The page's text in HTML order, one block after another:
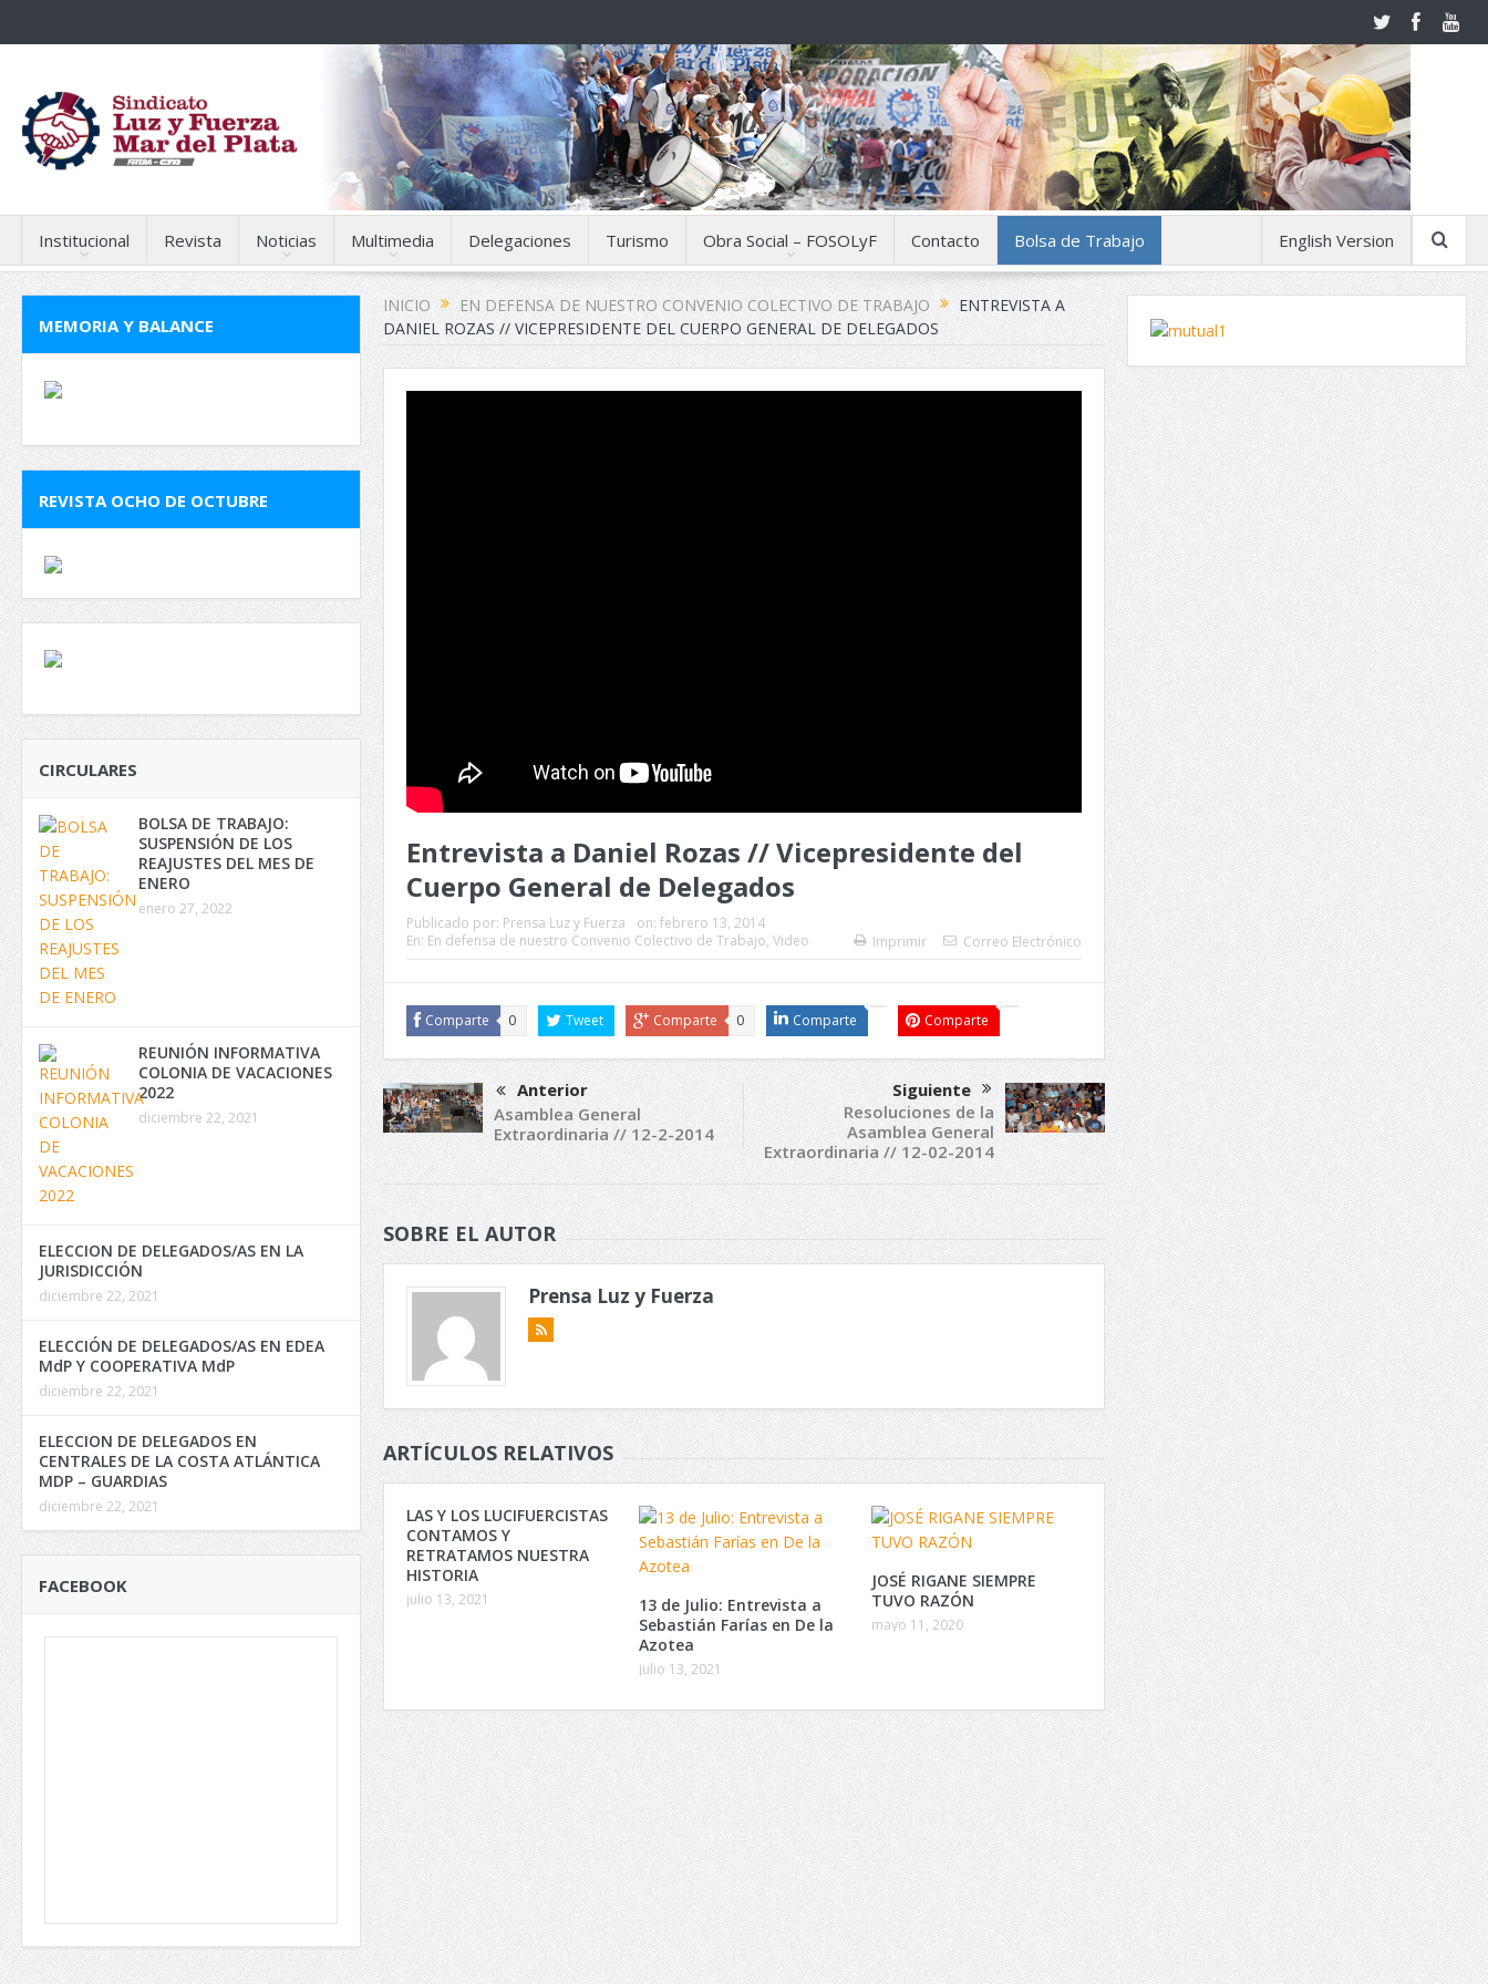
Institucional Revista Noticias Multimedia Delegaciones Turismo Obra Social – FOSOLyF Contacto Bolsa de Trabajo English Version
INICIO EN DEFENSA DE NUESTRO CONVENIO COLECTIVO DE TRABAJO
ENTREVISTA A
DANIEL ROZAS // VICEPRESIDENTE DEL CUERPO GENERAL DE DELEGADOS
Entrevista a Daniel Rozas // Vicepresidente del
Cuerpo General de Delegados
Publicado por: Prensa Luz y Fuerza on: febrero 13, 2014
En: En defensa de nuestro Convenio Colectivo de Trabajo, Video Imprimir Correo Electrónico
Comparte 0 Tweet Comparte 0 Comparte Comparte
Anterior
Asamblea General
Extraordinaria // 12-2-2014
Siguiente
Resoluciones de la
Asamblea General
Extraordinaria // 12-02-2014
SOBRE EL AUTOR
Prensa Luz y Fuerza
ARTÍCULOS RELATIVOS
LAS Y LOS LUCIFUERCISTAS
CONTAMOS Y
RETRATAMOS NUESTRA
HISTORIA
julio 13, 2021
13 de Julio: Entrevista a
Sebastián Farías en De la
Azotea
julio 13, 2021
JOSÉ RIGANE SIEMPRE
TUVO RAZÓN
mayo 11, 2020
MEMORIA Y BALANCE
REVISTA OCHO DE OCTUBRE
CIRCULARES
BOLSA DE TRABAJO:
SUSPENSIÓN DE LOS
REAJUSTES DEL MES DE
ENERO
enero 27, 2022
REUNIÓN INFORMATIVA
COLONIA DE VACACIONES
2022
diciembre 22, 2021
ELECCION DE DELEGADOS/AS EN LA
JURISDICCIÓN
diciembre 22, 2021
ELECCIÓN DE DELEGADOS/AS EN EDEA
MdP Y COOPERATIVA MdP
diciembre 22, 2021
ELECCION DE DELEGADOS EN
CENTRALES DE LA COSTA ATLÁNTICA
MDP – GUARDIAS
diciembre 22, 2021
FACEBOOK